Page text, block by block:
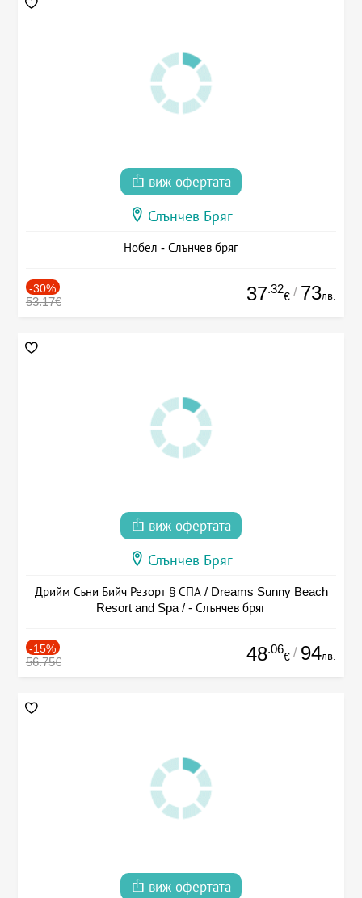
виж офертата
Слънчев Бряг
Нобел - Слънчев бряг
-30%
53.17€ 37.32
€ / 73лв.
виж офертата
Слънчев Бряг
Дрийм Съни Бийч Резорт § СПА / Dreams Sunny Beach
Resort and Spa / - Слънчев бряг
-15%
56.75€ 48.06
€ / 94лв.
виж офертата